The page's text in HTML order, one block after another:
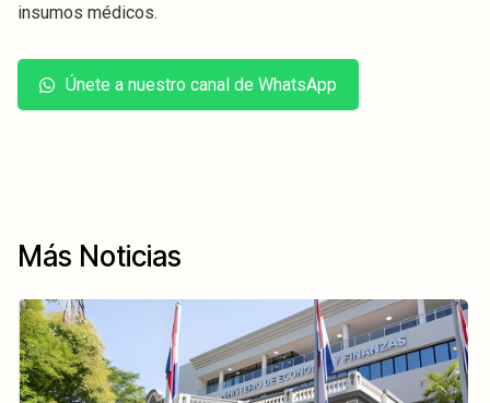
insumos médicos.
Únete a nuestro canal de WhatsApp
Más Noticias